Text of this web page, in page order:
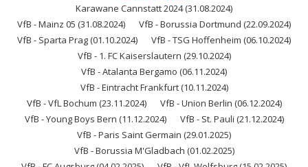
Karawane Cannstatt 2024 (31.08.2024)
VfB - Mainz 05 (31.08.2024)
VfB - Borussia Dortmund (22.09.2024)
VfB - Sparta Prag (01.10.2024)
VfB - TSG Hoffenheim (06.10.2024)
VfB - 1. FC Kaiserslautern (29.10.2024)
VfB - Atalanta Bergamo (06.11.2024)
VfB - Eintracht Frankfurt (10.11.2024)
VfB - VfL Bochum (23.11.2024)
VfB - Union Berlin (06.12.2024)
VfB - Young Boys Bern (11.12.2024)
VfB - St. Pauli (21.12.2024)
VfB - Paris Saint Germain (29.01.2025)
VfB - Borussia M'Gladbach (01.02.2025)